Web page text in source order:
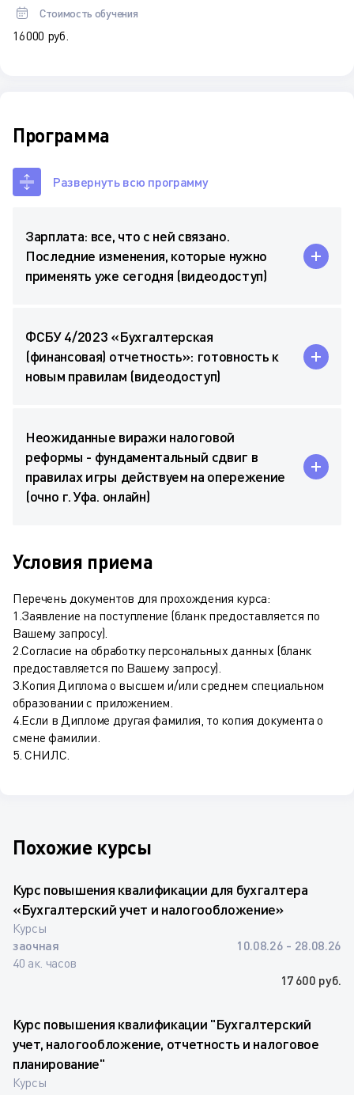
Стоимость обучения
16 000 руб.
Программа
Развернуть всю программу
Зарплата: все, что с ней связано.
Последние изменения, которые нужно
применять уже сегодня (видеодоступ)
ФСБУ 4/2023 «Бухгалтерская
(финансовая) отчетность»: готовность к
новым правилам (видеодоступ)
Неожиданные виражи налоговой
реформы - фундаментальный сдвиг в
правилах игры действуем на опережение
(очно г. Уфа. онлайн)
Условия приема
Перечень документов для прохождения курса:
1.Заявление на поступление (бланк предоставляется по
Вашему запросу).
2.Согласие на обработку персональных данных (бланк
предоставляется по Вашему запросу).
3.Копия Диплома о высшем и/или среднем специальном
образовании с приложением.
4.Если в Дипломе другая фамилия, то копия документа о
смене фамилии.
5. СНИЛС.
Похожие курсы
Курс повышения квалификации для бухгалтера
«Бухгалтерский учет и налогообложение»
Курсы
заочная
40 ак. часов
10.08.26 - 28.08.26
17 600 руб.
Курс повышения квалификации "Бухгалтерский
учет, налогообложение, отчетность и налоговое
планирование"
Курсы